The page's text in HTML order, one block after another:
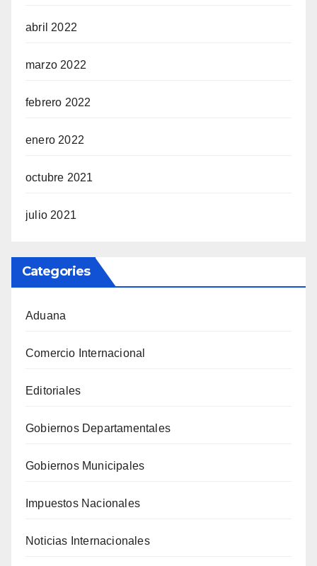
abril 2022
marzo 2022
febrero 2022
enero 2022
octubre 2021
julio 2021
Categories
Aduana
Comercio Internacional
Editoriales
Gobiernos Departamentales
Gobiernos Municipales
Impuestos Nacionales
Noticias Internacionales